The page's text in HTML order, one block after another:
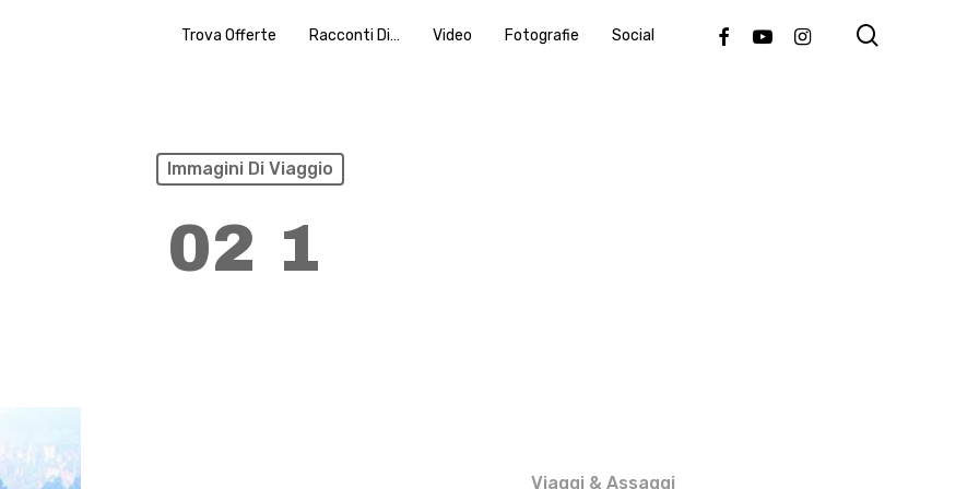
Trova Offerte Racconti Di… Video Fotografie Social FacebookYoutubeInstagram
Immagini Di Viaggio
02 1
Viaggi & Assaggi